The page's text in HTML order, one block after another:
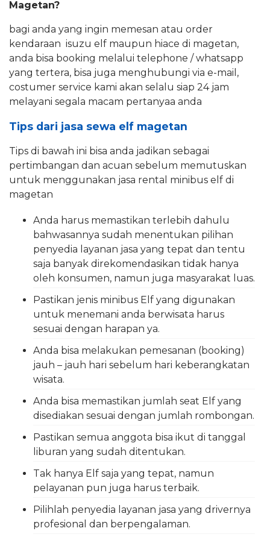
Magetan?
bagi anda yang ingin memesan atau order
kendaraan isuzu elf maupun hiace di magetan,
anda bisa booking melalui telephone / whatsapp
yang tertera, bisa juga menghubungi via e-mail,
costumer service kami akan selalu siap 24 jam
melayani segala macam pertanyaa anda
Tips dari jasa sewa elf magetan
Tips di bawah ini bisa anda jadikan sebagai
pertimbangan dan acuan sebelum memutuskan
untuk menggunakan jasa rental minibus elf di
magetan
Anda harus memastikan terlebih dahulu
bahwasannya sudah menentukan pilihan
penyedia layanan jasa yang tepat dan tentu
saja banyak direkomendasikan tidak hanya
oleh konsumen, namun juga masyarakat luas.
Pastikan jenis minibus Elf yang digunakan
untuk menemani anda berwisata harus
sesuai dengan harapan ya.
Anda bisa melakukan pemesanan (booking)
jauh – jauh hari sebelum hari keberangkatan
wisata.
Anda bisa memastikan jumlah seat Elf yang
disediakan sesuai dengan jumlah rombongan.
Pastikan semua anggota bisa ikut di tanggal
liburan yang sudah ditentukan.
Tak hanya Elf saja yang tepat, namun
pelayanan pun juga harus terbaik.
Pilihlah penyedia layanan jasa yang drivernya
profesional dan berpengalaman.